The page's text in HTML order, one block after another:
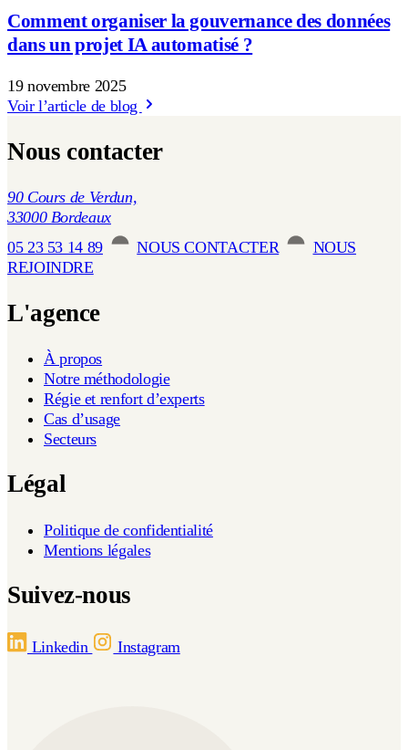
Comment organiser la gouvernance des données
dans un projet IA automatisé ?
19 novembre 2025
Voir l’article de blog
Nous contacter
90 Cours de Verdun,
33000 Bordeaux
05 23 53 14 89
NOUS CONTACTER
NOUS
REJOINDRE
L'agence
À propos
Notre méthodologie
Régie et renfort d’experts
Cas d’usage
Secteurs
Légal
Politique de confidentialité
Mentions légales
Suivez-nous
Linkedin Instagram